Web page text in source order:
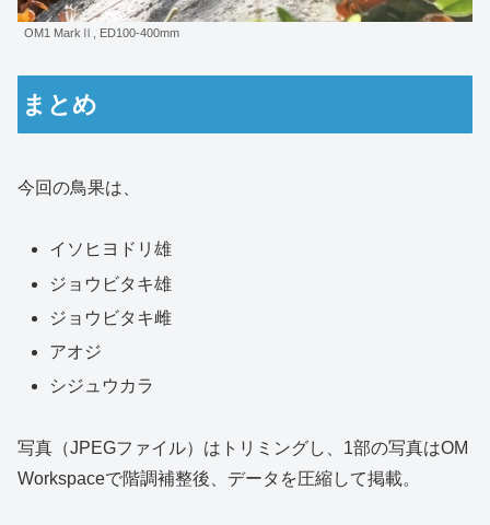
OM1 MarkⅡ, ED100-400mm
まとめ
今回の鳥果は、
イソヒヨドリ雄
ジョウビタキ雄
ジョウビタキ雌
アオジ
シジュウカラ
写真（JPEGファイル）はトリミングし、1部の写真はOM
Workspaceで階調補整後、データを圧縮して掲載。